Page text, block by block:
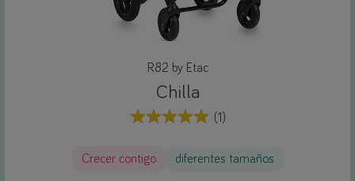
R82 by Etac
Chilla
(1)
Crecer contigo diferentes tamaños